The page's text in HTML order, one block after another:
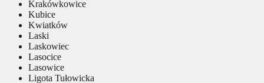
Krakówkowice
Kubice
Kwiatków
Laski
Laskowiec
Lasocice
Lasowice
Ligota Tułowicka